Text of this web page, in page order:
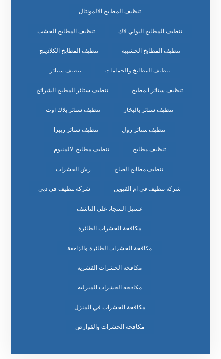
تنظيف المطابخ الالمونتال
تنظيف المطابخ البولي لاك تنظيف المطابخ الخشب
تنظيف المطابخ الخشبية تنظيف المطابخ الكلادينج
تنظيف المطابخ والحمامات تنظيف ستائر
تنظيف ستائر المطبخ تنظيف ستائر المطبخ الشرائح
تنظيف ستائر بالبخار تنظيف ستائر بلاك اوت
تنظيف ستائر رول تنظيف ستائر زيبرا
تنظيف مطابخ تنظيف مطابخ الالمنيوم
تنظيف مطابخ الصاج رش الحشرات
شركة تنظيف في ام القيوين شركة تنظيف في دبي
غسيل السجاد على الناشف
مكافحة الحشرات الطائرة
مكافحة الحشرات الطائرة والزاحفة
مكافحة الحشرات القشرية
مكافحة الحشرات المنزلية
مكافحة الحشرات في المنزل
مكافحة الحشرات والقوارض